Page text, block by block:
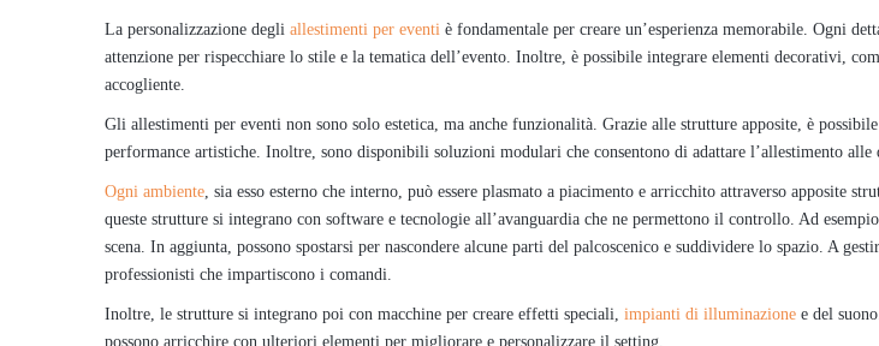
La personalizzazione degli allestimenti per eventi è fondamentale per creare un’esperienza memorabile. Ogni
attenzione per rispecchiare lo stile e la tematica dell’evento. Inoltre, è possibile integrare elementi decorativi,
accogliente.
Gli allestimenti per eventi non sono solo estetica, ma anche funzionalità. Grazie alle strutture apposite, è
performance artistiche. Inoltre, sono disponibili soluzioni modulari che consentono di adattare l’allestimento
Ogni ambiente, sia esso esterno che interno, può essere plasmato a piacimento e arricchito attraverso apposite
queste strutture si integrano con software e tecnologie all’avanguardia che ne permettono il controllo. Ad
scena. In aggiunta, possono spostarsi per nascondere alcune parti del palcoscenico e suddividere lo spazio. A
professionisti che impartiscono i comandi.
Inoltre, le strutture si integrano poi con macchine per creare effetti speciali, impianti di illuminazione e del
possono arricchire con ulteriori elementi per migliorare e personalizzare il setting.